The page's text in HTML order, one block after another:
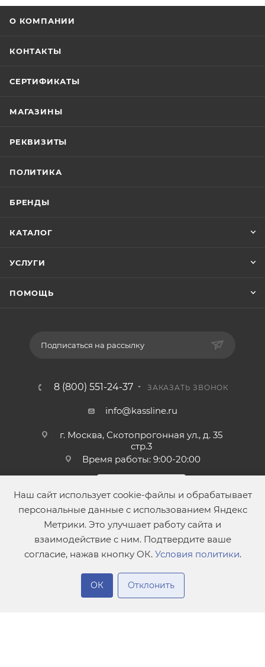
О КОМПАНИИ
КОНТАКТЫ
СЕРТИФИКАТЫ
МАГАЗИНЫ
РЕКВИЗИТЫ
ПОЛИТИКА
БРЕНДЫ
КАТАЛОГ
УСЛУГИ
ПОМОЩЬ
Подписаться на рассылку
8 (800) 551-24-37 ЗАКАЗАТЬ ЗВОНОК
info@kassline.ru
г. Москва, Скотопрогонная ул., д. 35
стр.3
Время работы: 9:00-20:00
Наш сайт использует cookie-файлы и обрабатывает
персональные данные с использованием Яндекс
Метрики. Это улучшает работу сайта и
взаимодействие с ним. Подтвердите ваше
согласие, нажав кнопку ОК. Условия политики.
ОК Отклонить